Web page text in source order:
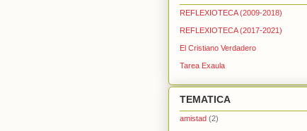
REFLEXIOTECA (2009-2018)
REFLEXIOTECA (2017-2021)
El Cristiano Verdadero
Tarea Exaula
TEMATICA
amistad (2)